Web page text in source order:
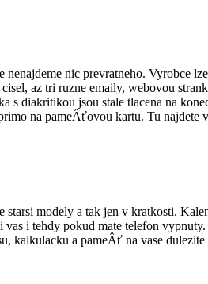
nic prevratneho. Vyrobce
az tri ruzne emaily, webovou
s diakritikou jsou stale tlacena na
na pameÂťovou kartu. Tu
modely a tak jen v kratkosti.
i tehdy pokud mate telefon
kalkulacku a pameÂť na vase dulezite